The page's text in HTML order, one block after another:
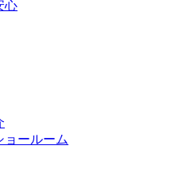
心
ョールーム